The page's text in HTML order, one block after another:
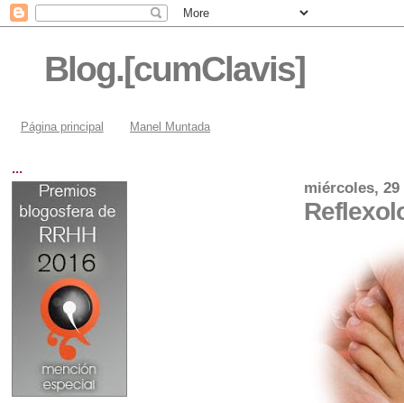
Blog.[cumClavis]
Página principal Manel Muntada
miércoles, 29
...